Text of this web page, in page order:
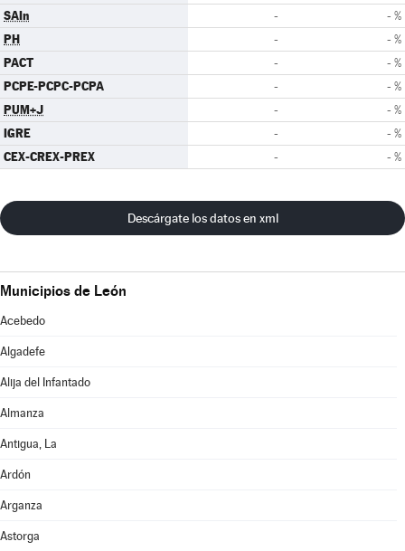
SAIn - - %
PH - - %
PACT - - %
PCPE-PCPC-PCPA - - %
PUM+J - - %
IGRE - - %
CEX-CREX-PREX - - %
Descárgate los datos en xml
Municipios de León
Acebedo
Algadefe
Alija del Infantado
Almanza
Antigua, La
Ardón
Arganza
Astorga